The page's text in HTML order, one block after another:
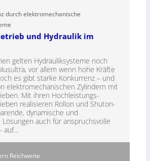
durch elektromechanische
und Hydraulik im
gelten Hydrauliksysteme noch
vor allem wenn hohe Kräfte
es gibt starke Konkurrenz – und
elektromechanischen Zylindern mit
Mit ihren Hochleistungs-
realisieren Rollon und Shuton-
dynamische und
auch für anspruchsvolle
auf…
Reichweite